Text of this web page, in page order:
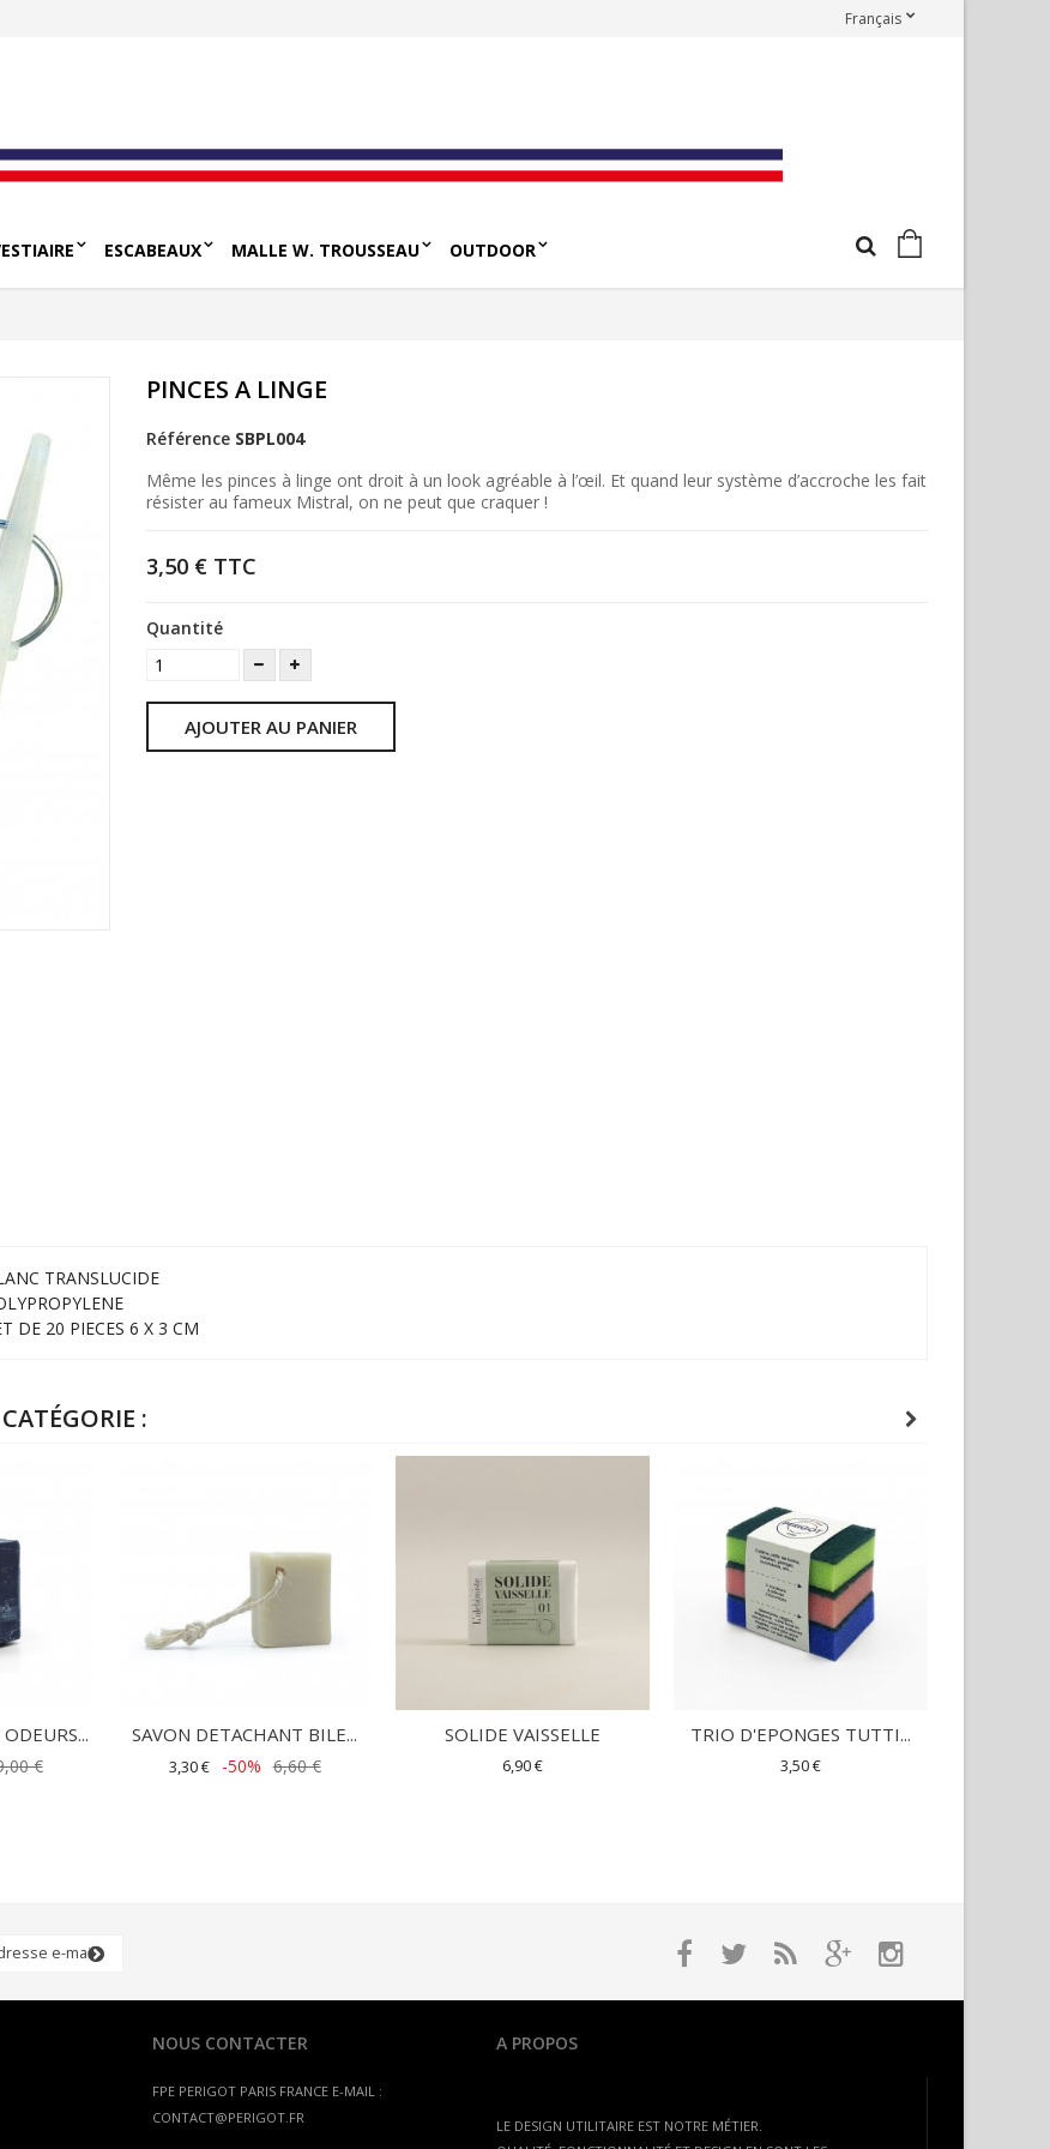
Français
ESCABEAUX MALLE W. TROUSSEAU OUTDOOR
PINCES A LINGE
Référence SBPL004
Même les pinces à linge ont droit à un look agréable à l’œil. Et quand leur système d’accroche les fait
résister au fameux Mistral, on ne peut que craquer !
3,50 €TTC
Quantité
AJOUTER AU PANIER
TRANSLUCIDE
DE 20 PIECES 6 X 3 CM
:
€
SAVON DETACHANT BILE...
3,30 € -50% 6,60 €
SOLIDE VAISSELLE
6,90 €
TRIO D'EPONGES TUTTI...
3,50 €
NOUS CONTACTER
FPE PERIGOT PARIS FRANCE E-MAIL :
CONTACT@PERIGOT.FR
A PROPOS
LE DESIGN UTILITAIRE EST NOTRE MÉTIER.